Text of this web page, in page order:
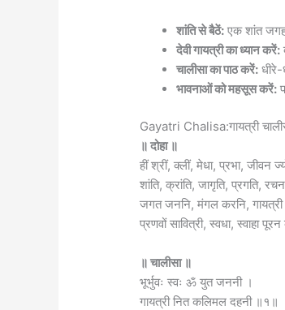
शांति से बैठें: एक शांत
देवी गायत्री का ध्यान करें:
चालीसा का पाठ करें: धीरे-
भावनाओं को महसूस करें:
Gayatri Chalisa:गायत्री
॥ दोहा ॥
हीं श्रीं, क्लीं, मेधा, प्रभा, जीवन
शांति, क्रांति, जागृति, प्रगति,
जगत जननि, मंगल करनि,
प्रणवों सावित्री, स्वधा, स्वाहा
॥ चालीसा ॥
भूर्भुवः स्वः ॐ युत जननी ।
गायत्री नित कलिमल दहनी ॥१॥